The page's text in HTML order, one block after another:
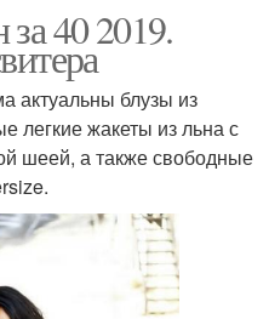
40 2019.
актуальны блузы из
легкие жакеты из льна с
шеей, а также свободные